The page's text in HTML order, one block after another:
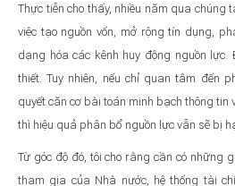
Thực tiễn cho thấy, nhiều năm qua
việc tạo nguồn vốn, mở rộng tín dụng,
dạng hóa các kênh huy động nguồn
thiết. Tuy nhiên, nếu chỉ quan tâm đến
quyết căn cơ bài toán minh bạch thông tin
thì hiệu quả phân bổ nguồn lực vẫn sẽ bị
Từ góc độ đó, tôi cho rằng cần có những
tham gia của Nhà nước, hệ thống tài